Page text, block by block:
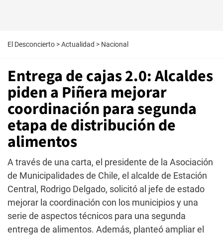
El Desconcierto >Actualidad > Nacional
Entrega de cajas 2.0: Alcaldes
piden a Piñera mejorar
coordinación para segunda
etapa de distribución de
alimentos
A través de una carta, el presidente de la Asociación
de Municipalidades de Chile, el alcalde de Estación
Central, Rodrigo Delgado, solicitó al jefe de estado
mejorar la coordinación con los municipios y una
serie de aspectos técnicos para una segunda
entrega de alimentos. Además, planteó ampliar el